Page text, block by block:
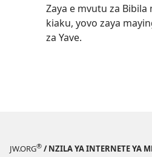
Zaya e mvutu za
kiaku, yovo zaya
za Yave.
JW.ORG® / NZILA YA INTERNETE YA